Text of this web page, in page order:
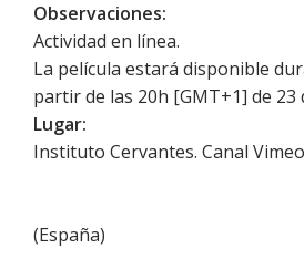
Observaciones:
Actividad en línea.
La película estará disponible
partir de las 20h [GMT+1] de 23
Lugar:
Instituto Cervantes. Canal Vimeo
(España)